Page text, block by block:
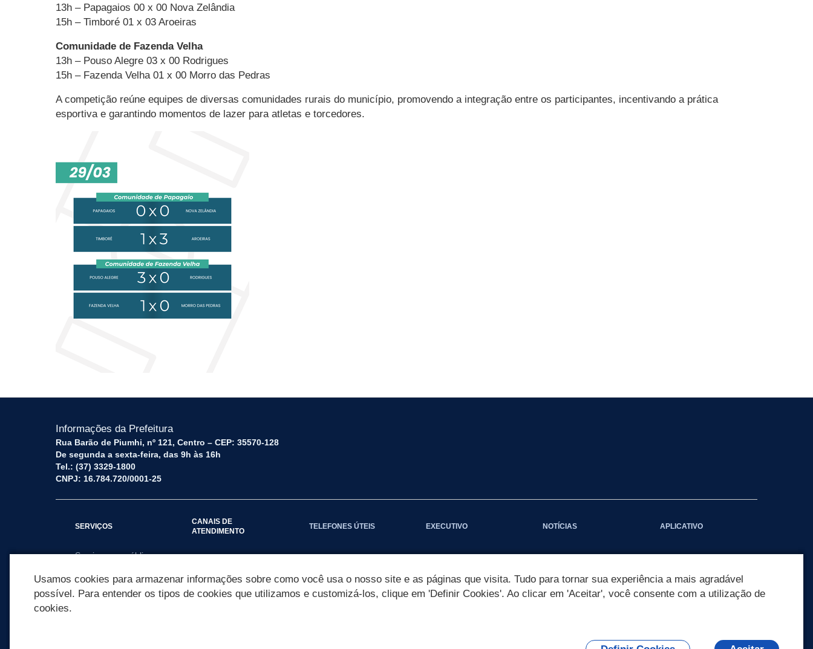
13h – Papagaios 00 x 00 Nova Zelândia
15h – Timboré 01 x 03 Aroeiras
Comunidade de Fazenda Velha
13h – Pouso Alegre 03 x 00 Rodrigues
15h – Fazenda Velha 01 x 00 Morro das Pedras
A competição reúne equipes de diversas comunidades rurais do município, promovendo a integração entre os participantes, incentivando a prática
esportiva e garantindo momentos de lazer para atletas e torcedores.
Informações da Prefeitura
Rua Barão de Piumhi, nº 121, Centro – CEP: 35570-128
De segunda a sexta-feira, das 9h às 16h
Tel.: (37) 3329-1800
CNPJ: 16.784.720/0001-25
SERVIÇOS
Serviços por público
CANAIS DE
ATENDIMENTO
TELEFONES ÚTEIS EXECUTIVO NOTÍCIAS APLICATIVO
Usamos cookies para armazenar informações sobre como você usa o nosso site e as páginas que visita. Tudo para tornar sua experiência a mais agradável
possível. Para entender os tipos de cookies que utilizamos e customizá-los, clique em 'Definir Cookies'. Ao clicar em 'Aceitar', você consente com a utilização de
cookies.